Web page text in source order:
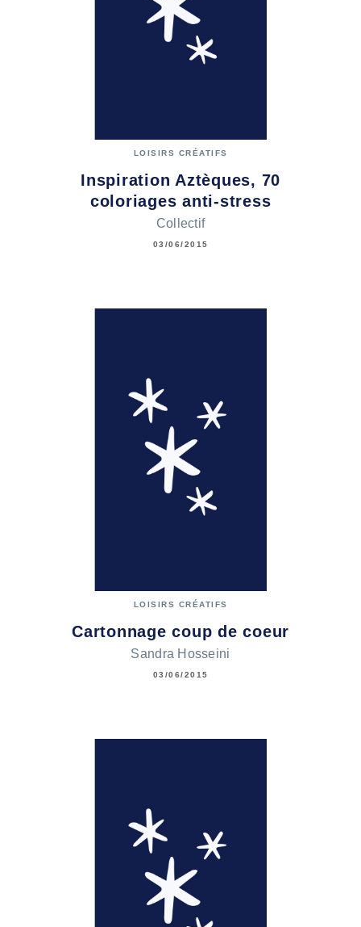
LOISIRS CRÉATIFS
Inspiration Aztèques, 70
coloriages anti-stress
Collectif
03/06/2015
LOISIRS CRÉATIFS
Cartonnage coup de coeur
Sandra Hosseini
03/06/2015